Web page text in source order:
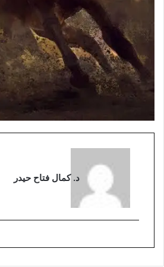
د. كمال فتاح حيدر